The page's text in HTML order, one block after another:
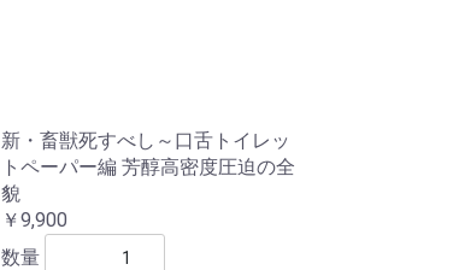
新・畜獣死すべし～口舌トイレッ
トペーパー編 芳醇高密度圧迫の全
貌
￥9,900
数量